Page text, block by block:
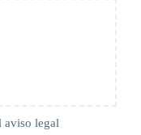
aviso legal